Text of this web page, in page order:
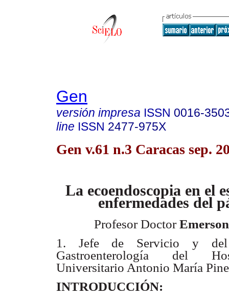
Gen
versión impresa ISSN 0016-
line ISSN 2477-975X
Gen v.61 n.3 Caracas sep.
La ecoendoscopia en el
enfermedades del
Profesor Doctor
1. Jefe de Servicio y del
Gastroenterología del
Universitario Antonio María
INTRODUCCIÓN: